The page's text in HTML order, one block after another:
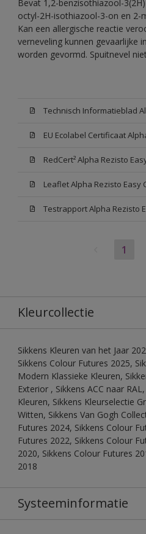
Bevat 1,2-benzisothiazool-
octyl-2H-isothiazool-3-on en 2-
Kan een allergische reactie
verneveling kunnen gevaarlijke
worden gevormd. Spuitnevel
RedCert² Alpha Rezisto
Leaflet Alpha Rezisto Easy
Testrapport Alpha Rezisto
1
Kleurcollectie
Sikkens Kleuren van het Jaar
Sikkens Colour Futures 2025,
Modern Klassieke Kleuren,
Exterior , Sikkens ACC naar
Kleuren, Sikkens Kleurselectie
Witten, Sikkens Van Gogh
Futures 2024, Sikkens Colour
Futures 2022, Sikkens Colour
2020, Sikkens Colour Futures
2018
Systeeminformatie